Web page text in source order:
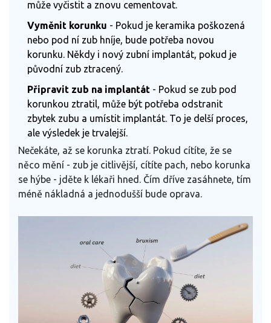
může vyčistit a znovu cementovat.
Vyměnit korunku - Pokud je keramika poškozená
nebo pod ní zub hníje, bude potřeba novou
korunku. Někdy i nový zubní implantát, pokud je
původní zub ztracený.
Připravit zub na implantát - Pokud se zub pod
korunkou ztratil, může být potřeba odstranit
zbytek zubu a umístit implantát. To je delší proces,
ale výsledek je trvalejší.
Nečekáte, až se korunka ztratí. Pokud cítíte, že se
něco mění - zub je citlivější, cítíte pach, nebo korunka
se hýbe - jděte k lékaři hned. Čím dříve zasáhnete, tím
méně nákladná a jednodušší bude oprava.